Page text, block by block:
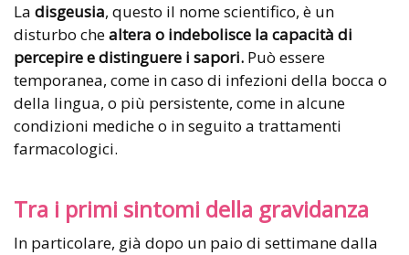
La disgeusia, questo il nome scientifico, è un
disturbo chealtera o indebolisce la capacità di
percepire e distinguere i sapori. Può essere
temporanea, come in caso di infezioni della bocca o
della lingua, o più persistente, come in alcune
condizioni mediche o in seguito a trattamenti
farmacologici.
Tra i primi sintomi della gravidanza
In particolare, già dopo un paio di settimane dalla